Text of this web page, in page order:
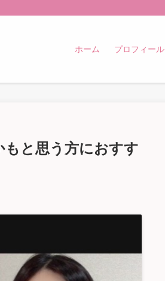
ホーム プロフィール
と思う方におすす